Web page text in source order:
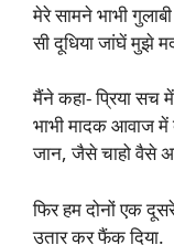
मेरे सामने भाभी
सी दूधिया जांघें मुझे
मैंने कहा- प्रिया सच
भाभी मादक आवाज में
जान, जैसे चाहो वैसे
फिर हम दोनों एक
उतार कर फैंक दिया.